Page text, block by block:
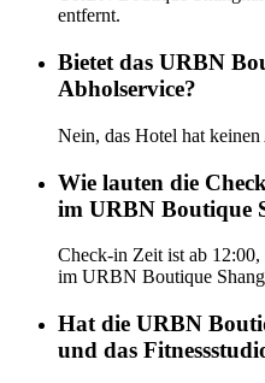
entfernt.
Bietet das URBN
Abholservice?
Nein, das Hotel hat
Wie lauten die
im URBN Boutique
Check-in Zeit ist ab
im URBN Boutique
Hat die URBN
und das